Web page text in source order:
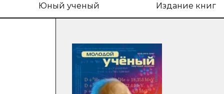
Юный ученый Издание книг